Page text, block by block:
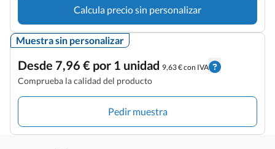
Calcula precio sin personalizar
Muestra sin personalizar
Desde 7,96 € por 1 unidad 9,63 € con IVA
Comprueba la calidad del producto
Pedir muestra